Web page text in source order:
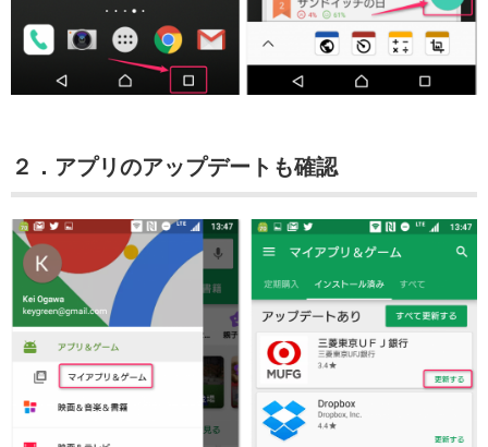
２．アプリのアップデートも確認